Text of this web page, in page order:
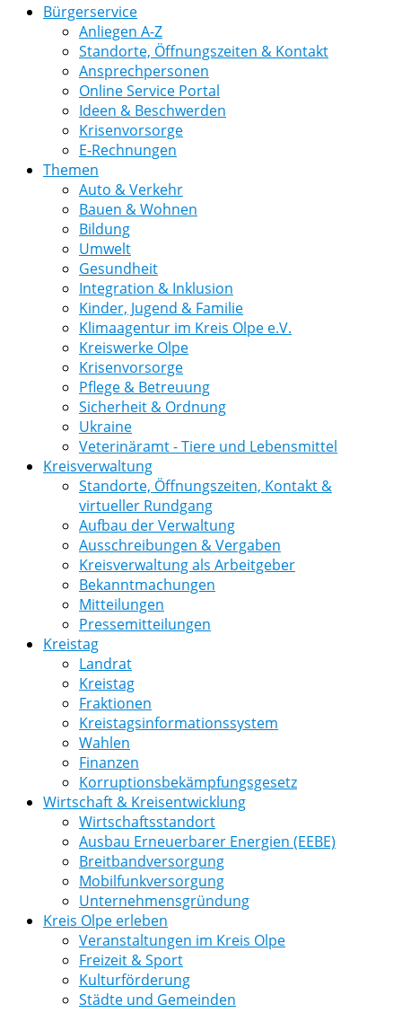
Bürgerservice
Anliegen A-Z
Standorte, Öffnungszeiten & Kontakt
Ansprechpersonen
Online Service Portal
Ideen & Beschwerden
Krisenvorsorge
E-Rechnungen
Themen
Auto & Verkehr
Bauen & Wohnen
Bildung
Umwelt
Gesundheit
Integration & Inklusion
Kinder, Jugend & Familie
Klimaagentur im Kreis Olpe e.V.
Kreiswerke Olpe
Krisenvorsorge
Pflege & Betreuung
Sicherheit & Ordnung
Ukraine
Veterinäramt - Tiere und Lebensmittel
Kreisverwaltung
Standorte, Öffnungszeiten, Kontakt &
virtueller Rundgang
Aufbau der Verwaltung
Ausschreibungen & Vergaben
Kreisverwaltung als Arbeitgeber
Bekanntmachungen
Mitteilungen
Pressemitteilungen
Kreistag
Landrat
Kreistag
Fraktionen
Kreistagsinformationssystem
Wahlen
Finanzen
Korruptionsbekämpfungsgesetz
Wirtschaft & Kreisentwicklung
Wirtschaftsstandort
Ausbau Erneuerbarer Energien (EEBE)
Breitbandversorgung
Mobilfunkversorgung
Unternehmensgründung
Kreis Olpe erleben
Veranstaltungen im Kreis Olpe
Freizeit & Sport
Kulturförderung
Städte und Gemeinden